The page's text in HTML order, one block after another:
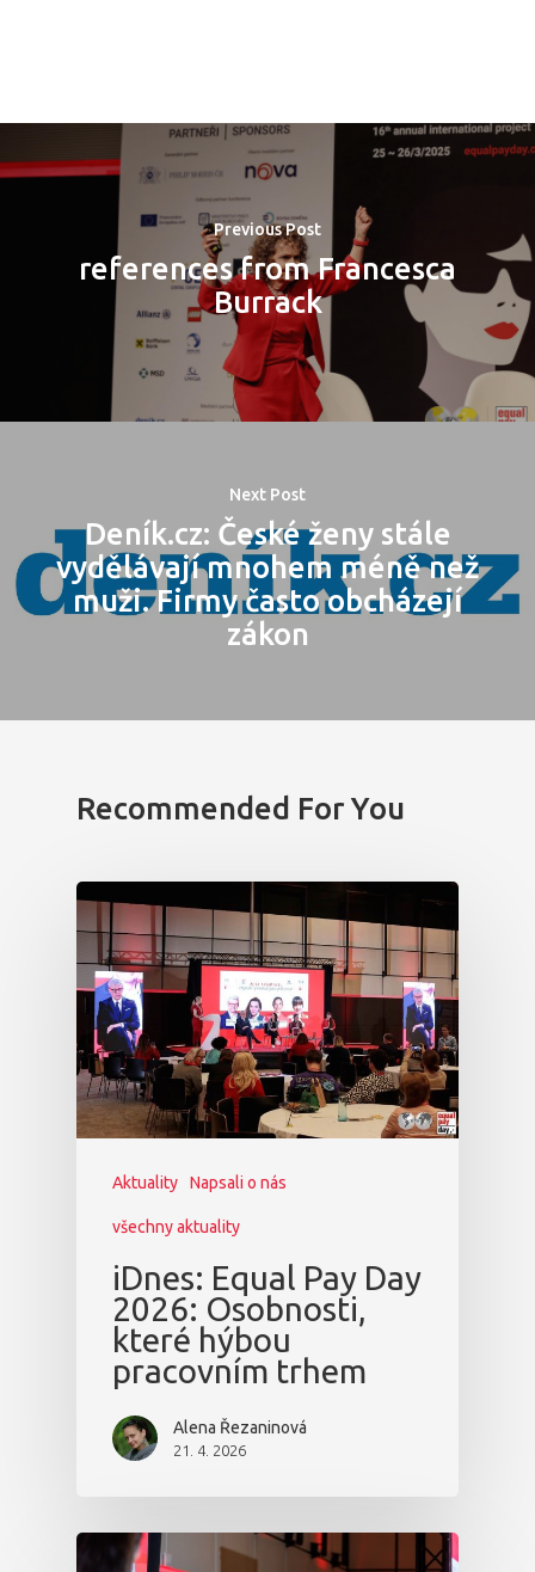
Previous Post
references from Francesca
Burrack
Next Post
Deník.cz: České ženy stále
vydělávají mnohem méně než
muži. Firmy často obcházejí
zákon
Recommended For You
Aktuality Napsali o nás
všechny aktuality
iDnes: Equal Pay Day
2026: Osobnosti,
které hýbou
pracovním trhem
Alena Řezaninová
21. 4. 2026
Domů
Program 26.3.
Program 27.3.
Osobnosti
Aktuality
Partneři